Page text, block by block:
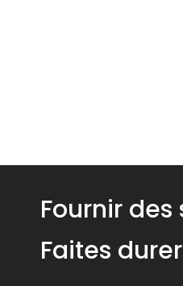
Fournir
Faites